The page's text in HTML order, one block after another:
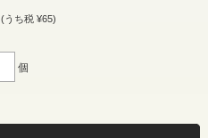
(うち税 ¥65)
個